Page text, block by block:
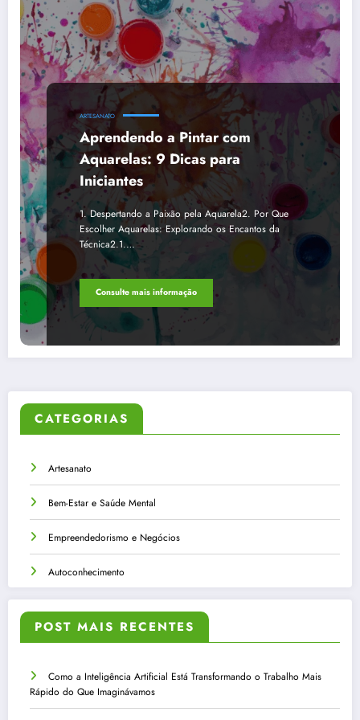
ARTESANATO
Aprendendo a Pintar com
Aquarelas: 9 Dicas para
Iniciantes
1. Despertando a Paixão pela Aquarela2. Por Que
Escolher Aquarelas: Explorando os Encantos da
Técnica2.1.…
Consulte mais informação
CATEGORIAS
Artesanato
Bem-Estar e Saúde Mental
Empreendedorismo e Negócios
Autoconhecimento
POST MAIS RECENTES
Como a Inteligência Artificial Está Transformando o Trabalho Mais
Rápido do Que Imaginávamos